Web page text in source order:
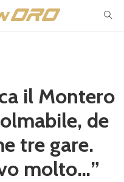
il Montero
de
tre gare.
molto…”